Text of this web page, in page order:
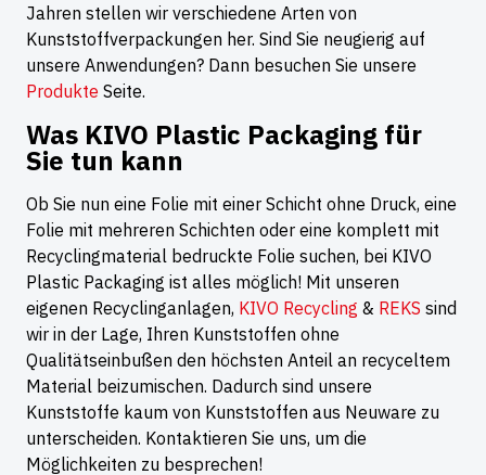
Jahren stellen wir verschiedene Arten von
Kunststoffverpackungen her. Sind Sie neugierig auf
unsere Anwendungen? Dann besuchen Sie unsere
Produkte Seite.
Was KIVO Plastic Packaging für
Sie tun kann
Ob Sie nun eine Folie mit einer Schicht ohne Druck, eine
Folie mit mehreren Schichten oder eine komplett mit
Recyclingmaterial bedruckte Folie suchen, bei KIVO
Plastic Packaging ist alles möglich! Mit unseren
eigenen Recyclinganlagen, KIVO Recycling & REKS sind
wir in der Lage, Ihren Kunststoffen ohne
Qualitätseinbußen den höchsten Anteil an recyceltem
Material beizumischen. Dadurch sind unsere
Kunststoffe kaum von Kunststoffen aus Neuware zu
unterscheiden. Kontaktieren Sie uns, um die
Möglichkeiten zu besprechen!